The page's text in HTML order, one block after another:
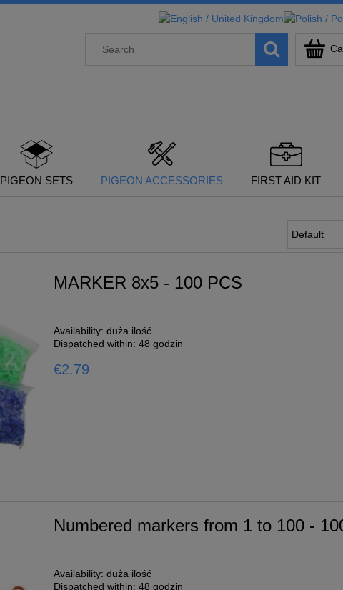
PIGEON SETS PIGEON ACCESSORIES FIRST AID KIT
MARKER 8x5 - 100 PCS
Availability: duża ilość
Dispatched within: 48 godzin
€2.79
Numbered markers from 1 to 100 -
Availability: duża ilość
Dispatched within: 48 godzin